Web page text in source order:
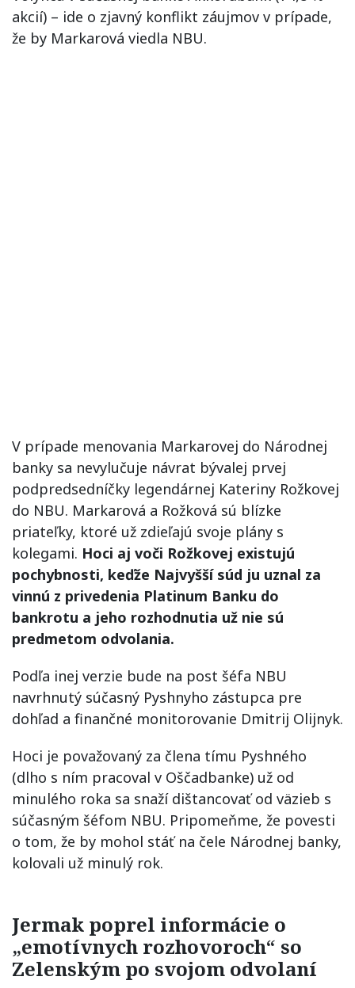
akcií) – ide o zjavný konflikt záujmov v prípade,
že by Markarová viedla NBU.
V prípade menovania Markarovej do Národnej
banky sa nevylučuje návrat bývalej prvej
podpredsedníčky legendárnej Kateriny Rožkovej
do NBU. Markarová a Rožková sú blízke
priateľky, ktoré už zdieľajú svoje plány s
kolegami. Hoci aj voči Rožkovej existujú
pochybnosti, keďže Najvyšší súd ju uznal za
vinnú z privedenia Platinum Banku do
bankrotu a jeho rozhodnutia už nie sú
predmetom odvolania.
Podľa inej verzie bude na post šéfa NBU
navrhnutý súčasný Pyshnyho zástupca pre
dohľad a finančné monitorovanie Dmitrij Olijnyk.
Hoci je považovaný za člena tímu Pyshného
(dlho s ním pracoval v Oščadbanke) už od
minulého roka sa snaží dištancovať od väzieb s
súčasným šéfom NBU. Pripomeňme, že povesti
o tom, že by mohol stáť na čele Národnej banky,
kolovali už minulý rok.
Jermak poprel informácie o
„emotívnych rozhovoroch“ so
Zelenským po svojom odvolaní